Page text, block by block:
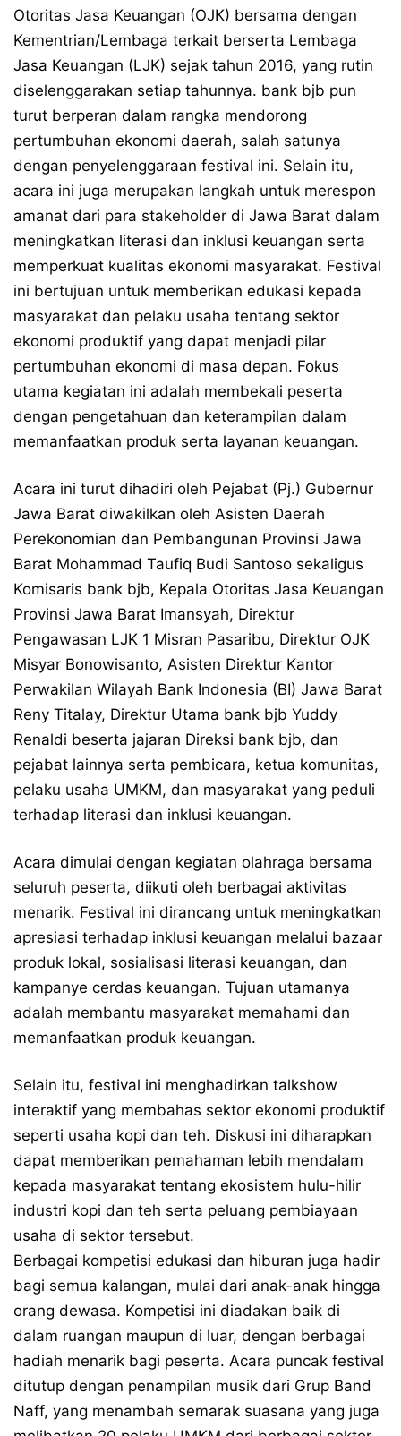
Otoritas Jasa Keuangan (OJK) bersama dengan
Kementrian/Lembaga terkait berserta Lembaga
Jasa Keuangan (LJK) sejak tahun 2016, yang rutin
diselenggarakan setiap tahunnya. bank bjb pun
turut berperan dalam rangka mendorong
pertumbuhan ekonomi daerah, salah satunya
dengan penyelenggaraan festival ini. Selain itu,
acara ini juga merupakan langkah untuk merespon
amanat dari para stakeholder di Jawa Barat dalam
meningkatkan literasi dan inklusi keuangan serta
memperkuat kualitas ekonomi masyarakat. Festival
ini bertujuan untuk memberikan edukasi kepada
masyarakat dan pelaku usaha tentang sektor
ekonomi produktif yang dapat menjadi pilar
pertumbuhan ekonomi di masa depan. Fokus
utama kegiatan ini adalah membekali peserta
dengan pengetahuan dan keterampilan dalam
memanfaatkan produk serta layanan keuangan.
Acara ini turut dihadiri oleh Pejabat (Pj.) Gubernur
Jawa Barat diwakilkan oleh Asisten Daerah
Perekonomian dan Pembangunan Provinsi Jawa
Barat Mohammad Taufiq Budi Santoso sekaligus
Komisaris bank bjb, Kepala Otoritas Jasa Keuangan
Provinsi Jawa Barat Imansyah, Direktur
Pengawasan LJK 1 Misran Pasaribu, Direktur OJK
Misyar Bonowisanto, Asisten Direktur Kantor
Perwakilan Wilayah Bank Indonesia (BI) Jawa Barat
Reny Titalay, Direktur Utama bank bjb Yuddy
Renaldi beserta jajaran Direksi bank bjb, dan
pejabat lainnya serta pembicara, ketua komunitas,
pelaku usaha UMKM, dan masyarakat yang peduli
terhadap literasi dan inklusi keuangan.
Acara dimulai dengan kegiatan olahraga bersama
seluruh peserta, diikuti oleh berbagai aktivitas
menarik. Festival ini dirancang untuk meningkatkan
apresiasi terhadap inklusi keuangan melalui bazaar
produk lokal, sosialisasi literasi keuangan, dan
kampanye cerdas keuangan. Tujuan utamanya
adalah membantu masyarakat memahami dan
memanfaatkan produk keuangan.
Selain itu, festival ini menghadirkan talkshow
interaktif yang membahas sektor ekonomi produktif
seperti usaha kopi dan teh. Diskusi ini diharapkan
dapat memberikan pemahaman lebih mendalam
kepada masyarakat tentang ekosistem hulu-hilir
industri kopi dan teh serta peluang pembiayaan
usaha di sektor tersebut.
Berbagai kompetisi edukasi dan hiburan juga hadir
bagi semua kalangan, mulai dari anak-anak hingga
orang dewasa. Kompetisi ini diadakan baik di
dalam ruangan maupun di luar, dengan berbagai
hadiah menarik bagi peserta. Acara puncak festival
ditutup dengan penampilan musik dari Grup Band
Naff, yang menambah semarak suasana yang juga